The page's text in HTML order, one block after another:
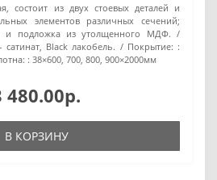
состоит из двух стоевых деталей и
элементов различных сечений;
и подложка из утолщенного МДФ.
сатинат, Black лакобель.
Покрытие: :
: 38×600, 700, 800, 900×2000мм
480.00р.
В КОРЗИНУ